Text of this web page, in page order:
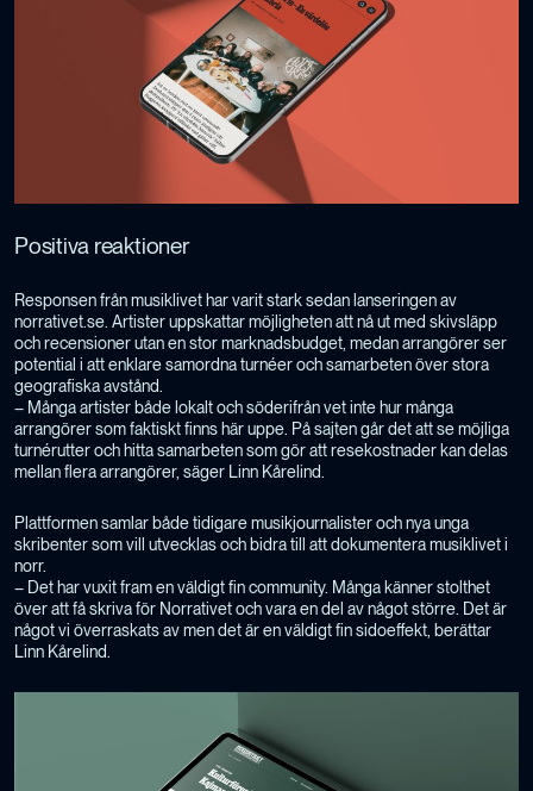
Positiva reaktioner
Responsen från musiklivet har varit stark sedan lanseringen av
norrativet.se. Artister uppskattar möjligheten att nå ut med skivsläpp
och recensioner utan en stor marknadsbudget, medan arrangörer ser
potential i att enklare samordna turnéer och samarbeten över stora
geografiska avstånd.
– Många artister både lokalt och söderifrån vet inte hur många
arrangörer som faktiskt finns här uppe. På sajten går det att se möjliga
turnérutter och hitta samarbeten som gör att resekostnader kan delas
mellan flera arrangörer, säger Linn Kårelind.
Plattformen samlar både tidigare musikjournalister och nya unga
skribenter som vill utvecklas och bidra till att dokumentera musiklivet i
norr.
– Det har vuxit fram en väldigt fin community. Många känner stolthet
över att få skriva för Norrativet och vara en del av något större. Det är
något vi överraskats av men det är en väldigt fin sidoeffekt, berättar
Linn Kårelind.